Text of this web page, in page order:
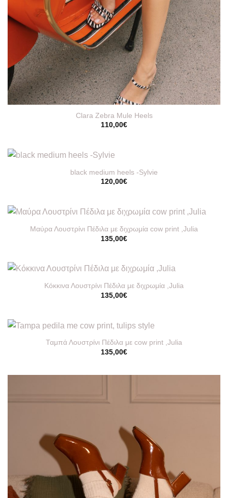
Clara Zebra Mule Heels
110,00€
black medium heels -Sylvie
120,00€
Μαύρα Λουστρίνι Πέδιλα με διχρωμία cow print ,Julia
135,00€
Κόκκινα Λουστρίνι Πέδιλα με διχρωμία ,Julia
135,00€
Ταμπά Λουστρίνι Πέδιλα με cow print ,Julia
135,00€